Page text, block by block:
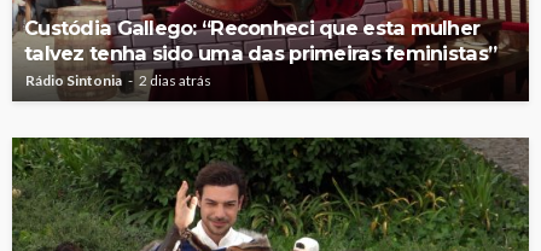
Custódia Gallego: “Reconheci que esta mulher
talvez tenha sido uma das primeiras feministas”
Rádio Sintonia 2 dias atrás